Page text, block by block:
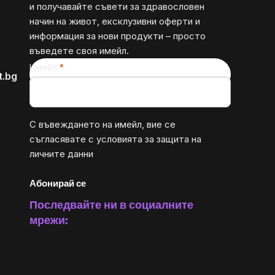
и получавайте съвети за здравословен
начин на живот, ексклузивни оферти и
информация за нови продукти – просто
въведете своя имейл.
Имейл
С въвеждането на имейл, вие се
съгласявате с условията за защита на
личните данни
Абонирай се
Последвайте ни в социалните
мрежи: